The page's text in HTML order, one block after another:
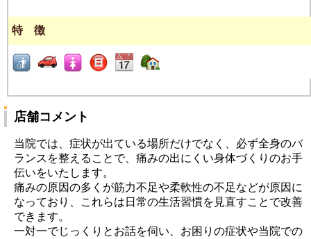
特 徴
店舗コメント
当院では、症状が出ている場所だけでなく、必ず全身のバ
ランスを整えることで、痛みの出にくい身体づくりのお手
伝いをいたします。
痛みの原因の多くが筋力不足や柔軟性の不足などが原因に
なっており、これらは日常の生活習慣を見直すことで改善
できます。
一対一でじっくりとお話を伺い、お困りの症状や当院での